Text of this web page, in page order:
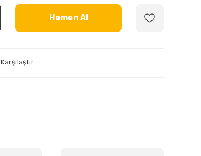
Hemen Al
Karşılaştır